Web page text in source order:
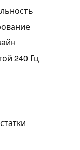
240 Гц